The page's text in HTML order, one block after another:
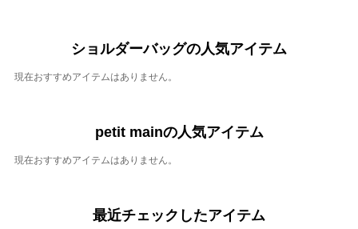
ショルダーバッグの人気アイテム
現在おすすめアイテムはありません。
petit mainの人気アイテム
現在おすすめアイテムはありません。
最近チェックしたアイテム